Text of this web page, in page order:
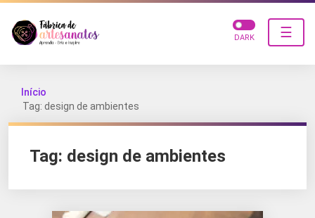
☰
DARK
Início
Tag: design de ambientes
Tag: design de ambientes